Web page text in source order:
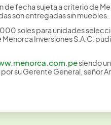
fecha sujeta a criterio de
son entregadas sin muebles.
soles para unidades
Inversiones S.A.C.
siendo
su Gerente General, señor